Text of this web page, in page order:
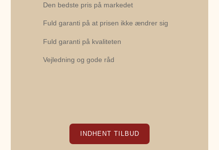
Den bedste pris på markedet
Fuld garanti på at prisen ikke ændrer sig
Fuld garanti på kvaliteten
Vejledning og gode råd
INDHENT TILBUD